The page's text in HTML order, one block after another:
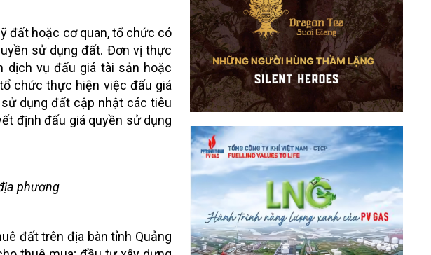
đất hoặc cơ quan, tổ chức có
sử dụng đất. Đơn vị thực
dịch vụ đấu giá tài sản hoặc
chức thực hiện việc đấu giá
dụng đất cập nhật các tiêu
định đấu giá quyền sử dụng
phương
đất trên địa bàn tỉnh Quảng